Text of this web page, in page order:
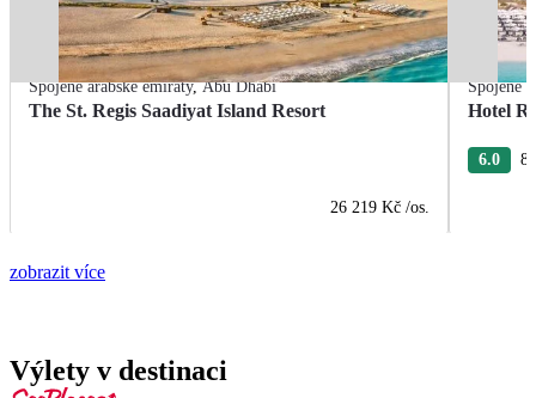
Spojené arabské emiráty,Abu Dhabi
The St. Regis Saadiyat Island Resort
26 219 Kč /os.
Spojené
Hotel
6.0 8
zobrazit více
Výlety v destinaci